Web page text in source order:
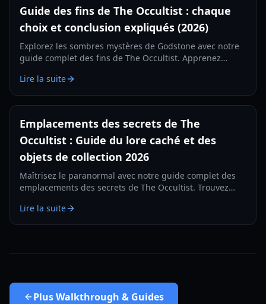
Guide des fins de The Occultist : chaque
choix et conclusion expliqués (2026)
Explorez les sombres mystères de Godstone avec notre
guide complet des fins de The Occultist. Apprenez
pour Alan Revels.
Lire la suite
Emplacements des secrets de The
Occultist : Guide du lore caché et des
objets de collection 2026
Maîtrisez le paranormal avec notre guide complet des
emplacements des secrets de The Occultist. Trouvez
découvrez le passé d'Alan.
Lire la suite
PlusWalkthrough & Guides